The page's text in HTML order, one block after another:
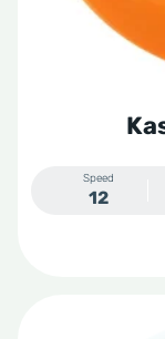
Speed
12